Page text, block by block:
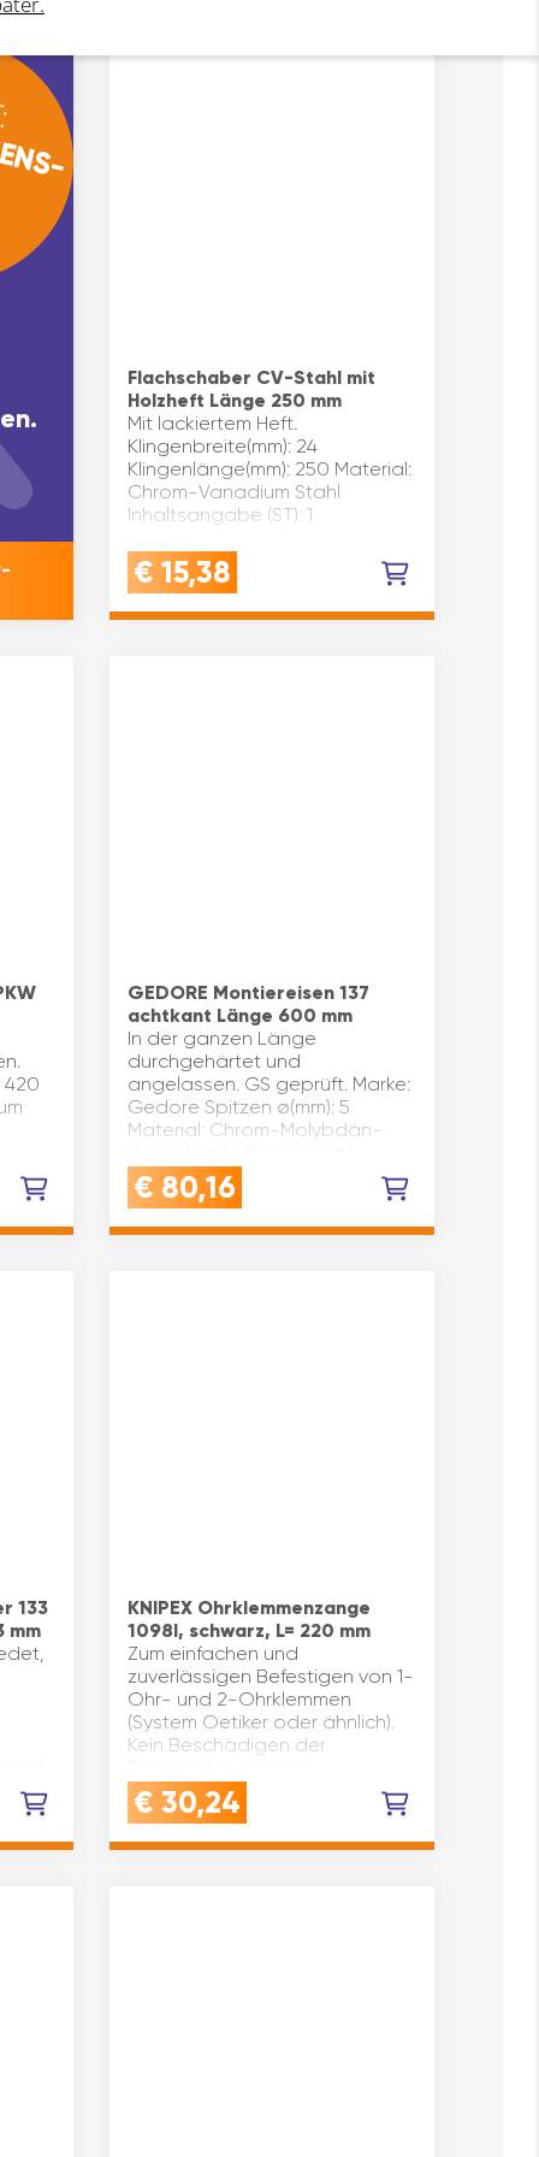
Nummernschildern o…
Flachschaber CV-Stahl mit
Holzheft Länge 250 mm
Mit lackiertem Heft.
Klingenbreite(mm): 24
Klingenlänge(mm): 250 Material:
Chrom-Vanadium Stahl
Inhaltsangabe (ST): 1
€ 15,38
420
GEDORE Montiereisen 137
achtkant Länge 600 mm
In der ganzen Länge
durchgehärtet und
angelassen. GS geprüft. Marke:
Gedore Spitzen ø(mm): 5
Material: Chrom-Molybdän-
45CrMoV7 Type: 137 Schaft:
achtkant Länge(mm): 600
Scha…
€ 80,16
133
mm
KNIPEX Ohrklemmenzange
1098I, schwarz, L= 220 mm
Zum einfachen und
zuverlässigen Befestigen von 1-
Ohr- und 2-Ohrklemmen
(System Oetiker oder ähnlich).
Kein Beschädigen der
Ohrklemmen. Der schlanke Kopf
ermöglicht eine gute Zug…
€ 30,24